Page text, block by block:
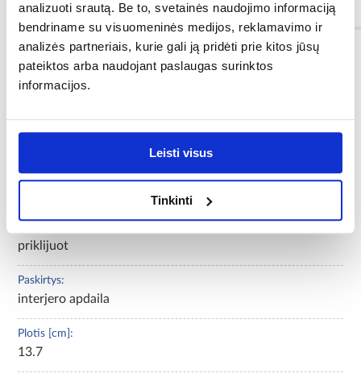
analizuoti srautą. Be to, svetainės naudojimo informaciją
bendriname su visuomeninės medijos, reklamavimo ir
analizės partneriais, kurie gali ją pridėti prie kitos jūsų
pateiktos arba naudojant paslaugas surinktos
informacijos.
Leisti visus
Tinkinti
Informacija
Spalva:
antracytas
Spalvų gama:
Vienetų skaičius pakuotėje:
priklijuot
Paskirtys:
interjero apdaila
Plotis [cm]:
13.7